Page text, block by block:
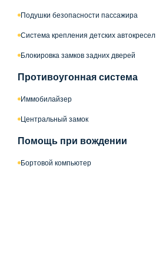
Подушки безопасности пассажира
Система крепления детских автокресел
Блокировка замков задних дверей
Противоугонная система
Иммобилайзер
Центральный замок
Помощь при вождении
Бортовой компьютер